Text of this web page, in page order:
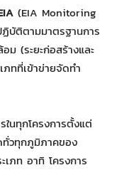
(EIA Monitoring
บัติตามมาตรฐานการ
ม (ระยะก่อสร้างและ
ภทที่เข้าข่ายจัดทำ
ในทุกโครงการตั้งแต่
ทั่วทุกภูมิภาคของ
เภท อาทิ โครงการ